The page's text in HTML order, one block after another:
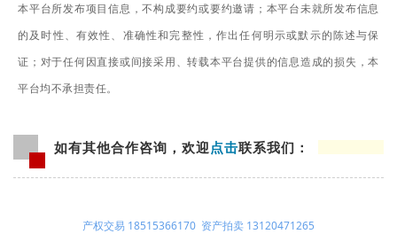
本平台所发布项目信息，不构成要约或要约邀请； 本平台未就所发布信息
的及时性、有效性、准确性和完整性，作出任何明示或默示的陈述与保
证； 对于任何因直接或间接采用、转载本平台提供的信息造成的损失，本
平台均不承担责任。
如有其他合作咨询，欢迎 点击联系我们：
产权交易 18515366170 资产拍卖 13120471265